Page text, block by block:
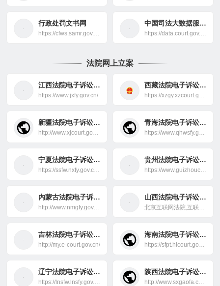
行政处罚文书网
https://cfws.samr.gov.cn/
中国司法大数据服务网
https://data.court.gov.cn/pages/index.html
法院网上立案
江西法院电子诉讼服务平台
https://www.jxfy.gov.cn/
西藏法院电子诉讼服务平台
https://xzgy.xzcourt.gov.cn/article/index/id/M8g2NzAwNSAOAAA.shtml
新疆法院电子诉讼服务平台
http://www.xjcourt.gov.cn/
青海法院电子诉讼服务平台
https://www.qhwsfy.gov.cn/
宁夏法院电子诉讼服务平台
https://ssfw.nxfy.gov.cn/ssfw/index.jhtml
贵州法院电子诉讼服务平台
https://www.guizhoucourt.gov.cn/wsla/index.jhtml
内蒙古法院电子诉讼服务平台
http://www.nmgfy.gov.cn/
山西法院电子诉讼服务平台
北京互联网法院,互联网法院,BIC,bic
吉林法院电子诉讼服务平台
http://my.e-court.gov.cn/
海南法院电子诉讼服务平台
https://sfpt.hicourt.gov.cn/
辽宁法院电子诉讼服务平台
https://lnsfw.lnsfy.gov.cn/lnssfw/
陕西法院电子诉讼服务平台
http://www.sxgaofa.cn/sxssfw/index.jsp